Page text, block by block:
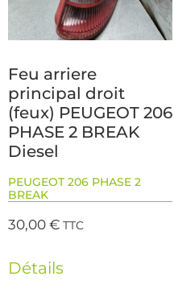
Feu arriere
principal droit
(feux) PEUGEOT 206
PHASE 2 BREAK
Diesel
PEUGEOT 206 PHASE 2
BREAK
30,00€ TTC
Détails